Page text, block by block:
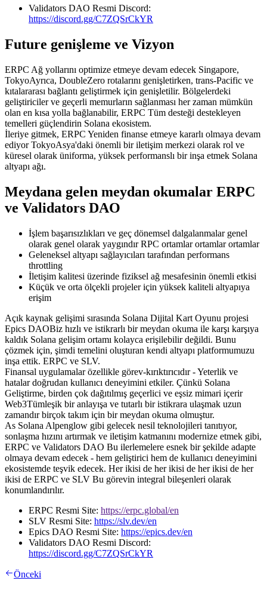
Validators DAO Resmi Discord:
https://discord.gg/C7ZQSrCkYR
Future genişleme ve Vizyon
ERPC Ağ yollarını optimize etmeye devam edecek Singapore,
TokyoAyrıca, DoubleZero rotalarını genişletirken, trans-Pacific ve
kıtalararası bağlantı geliştirmek için genişletilir. Bölgelerdeki
geliştiriciler ve geçerli memurların sağlanması her zaman mümkün
olan en kısa yolla bağlanabilir, ERPC Tüm desteği destekleyen
temelleri güçlendirin Solana ekosistem.
İleriye gitmek, ERPC Yeniden finanse etmeye kararlı olmaya devam
ediyor TokyoAsya'daki önemli bir iletişim merkezi olarak rol ve
küresel olarak üniforma, yüksek performanslı bir inşa etmek Solana
altyapı ağı.
Meydana gelen meydan okumalar ERPC
ve Validators DAO
İşlem başarısızlıkları ve geç dönemsel dalgalanmalar genel
olarak genel olarak yaygındır RPC ortamlar ortamlar ortamlar
Geleneksel altyapı sağlayıcıları tarafından performans
throttling
İletişim kalitesi üzerinde fiziksel ağ mesafesinin önemli etkisi
Küçük ve orta ölçekli projeler için yüksek kaliteli altyapıya
erişim
Açık kaynak gelişimi sırasında Solana Dijital Kart Oyunu projesi
Epics DAOBiz hızlı ve istikrarlı bir meydan okuma ile karşı karşıya
kaldık Solana gelişim ortamı kolayca erişilebilir değildi. Bunu
çözmek için, şimdi temelini oluşturan kendi altyapı platformumuzu
inşa ettik. ERPC ve SLV.
Finansal uygulamalar özellikle görev-kırıktırıcıdır - Yeterlik ve
hatalar doğrudan kullanıcı deneyimini etkiler. Çünkü Solana
Geliştirme, birden çok dağıtılmış geçerlici ve eşsiz mimari içerir
Web3Tümleşik bir anlayışa ve tutarlı bir istikrara ulaşmak uzun
zamandır birçok takım için bir meydan okuma olmuştur.
As Solana Alpenglow gibi gelecek nesil teknolojileri tanıtıyor,
sonlaşma hızını artırmak ve iletişim katmanını modernize etmek gibi,
ERPC ve Validators DAO Bu ilerlemelere esnek bir şekilde adapte
olmaya devam edecek - hem geliştirici hem de kullanıcı deneyimini
ekosistemde teşvik edecek. Her ikisi de her ikisi de her ikisi de her
ikisi de ERPC ve SLV Bu görevin integral bileşenleri olarak
konumlandırılır.
ERPC Resmi Site: https://erpc.global/en
SLV Resmi Site: https://slv.dev/en
Epics DAO Resmi Site: https://epics.dev/en
Validators DAO Resmi Discord:
https://discord.gg/C7ZQSrCkYR
Önceki